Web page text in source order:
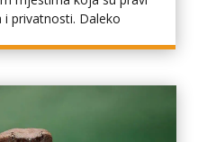
privatnosti. Daleko